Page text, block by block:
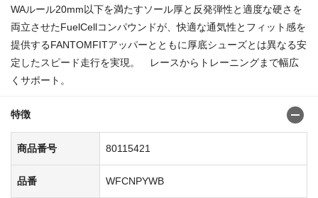
WAルール20mm以下を満たすソール厚と反発弾性と適度な硬さを
両立させたFuelCellコンパウンドが、快適な通気性とフィット感を
提供するFANTOMFITアッパーとともに厚底シューズとは異なる安
定したスピード走行を実現。 レースからトレーニングまで幅広
くサポート。
特徴
商品番号 80115421
品番 WFCNPYWB